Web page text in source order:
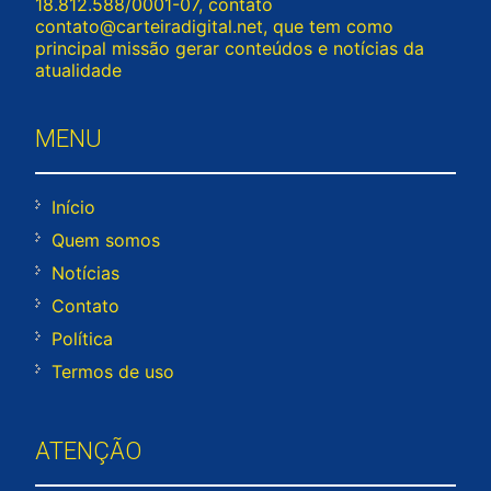
contato@carteiradigital.net, que tem como
principal missão gerar conteúdos e notícias da
atualidade
MENU
Início
Quem somos
Notícias
Contato
Política
Termos de uso
ATENÇÃO